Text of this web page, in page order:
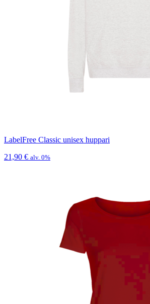
LabelFree Classic unisex huppari
21,90 € alv. 0%